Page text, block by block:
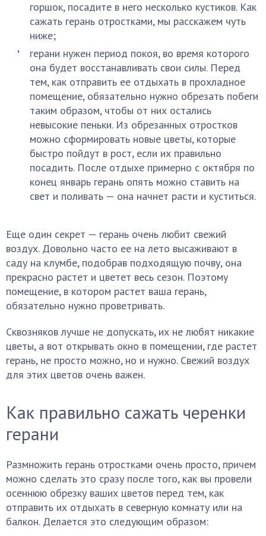
горшок, посадите в него несколько кустиков. Как
сажать герань отростками, мы расскажем чуть
ниже;
герани нужен период покоя, во время которого
она будет восстанавливать свои силы. Перед
тем, как отправить ее отдыхать в прохладное
помещение, обязательно нужно обрезать побеги
таким образом, чтобы от них остались
невысокие пеньки. Из обрезанных отростков
можно сформировать новые цветы, которые
быстро пойдут в рост, если их правильно
посадить. После отдыхе примерно с октября по
конец январь герань опять можно ставить на
свет и поливать — она начнет расти и куститься.
Еще один секрет — герань очень любит свежий
воздух. Довольно часто ее на лето высаживают в
саду на клумбе, подобрав подходящую почву, она
прекрасно растет и цветет весь сезон. Поэтому
помещение, в котором растет ваша герань,
обязательно нужно проветривать.
Сквозняков лучше не допускать, их не любят никакие
цветы, а вот открывать окно в помещении, где растет
герань, не просто можно, но и нужно. Свежий воздух
для этих цветов очень важен.
Как правильно сажать черенки
герани
Размножить герань отростками очень просто, причем
можно сделать это сразу после того, как вы провели
осеннюю обрезку ваших цветов перед тем, как
отправить их отдыхать в северную комнату или на
балкон. Делается это следующим образом: